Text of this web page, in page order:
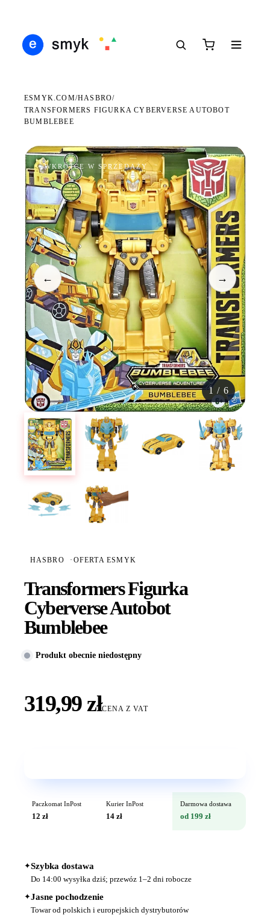
ESMYK.COM/HASBRO/
TRANSFORMERS FIGURKA CYBERVERSE AUTOBOT
BUMBLEBEE
WKRÓTCE W SPRZEDAŻY
← →
1 / 6
HASBRO · OFERTA ESMYK
Transformers Figurka
Cyberverse Autobot
Bumblebee
Produkt obecnie niedostępny
319,99 złCENA Z VAT
Paczkomat InPost
12 zł
Kurier InPost
14 zł
Darmowa dostawa
od 199 zł
✦Szybka dostawa
Do 14:00 wysyłka dziś; przewóz 1–2 dni robocze
✦Jasne pochodzenie
Towar od polskich i europejskich dystrybutorów